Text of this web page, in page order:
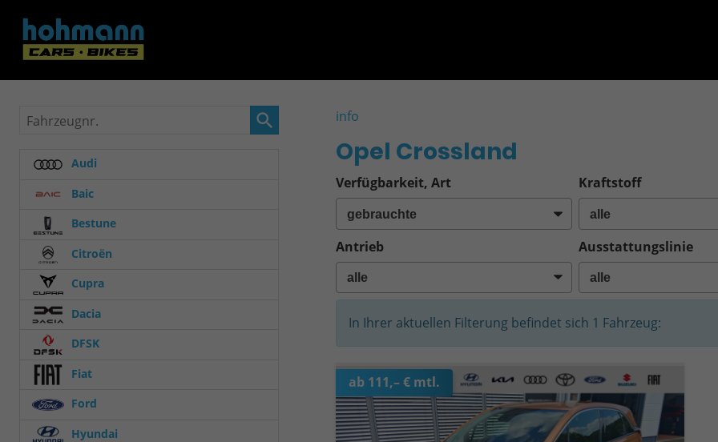
info
Opel Crossland
Verfügbarkeit, Art Kraftstoff
Antrieb Ausstattungslinie
In Ihrer aktuellen Filterung befindet sich 1 Fahrzeug:
ab 111,– € mtl.
Fahrzeugnr.
Audi
Baic
Bestune
Citroën
Cupra
Dacia
DFSK
Fiat
Ford
Hyundai